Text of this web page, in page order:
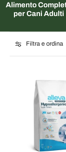
Alimento
per Cani Adulti
Filtra e ordina